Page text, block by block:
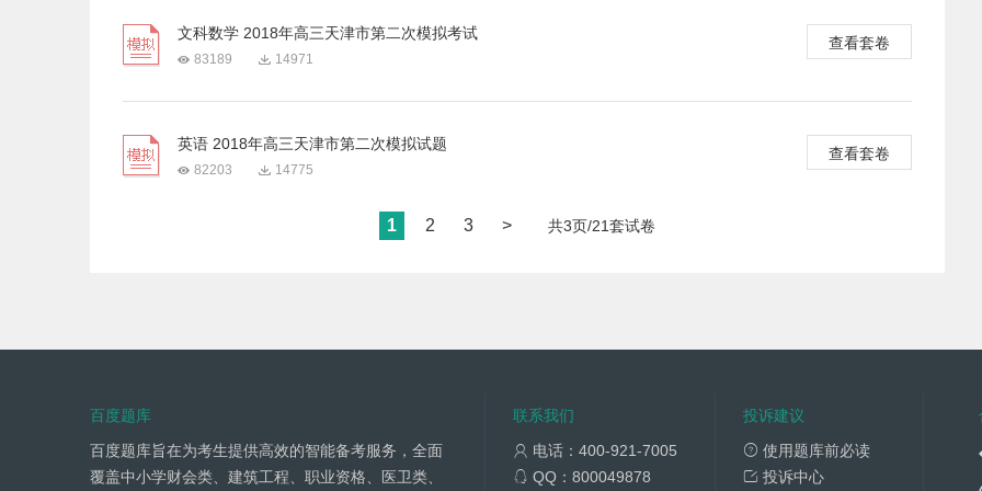
文科数学 2018年高三天津市第二次模拟考试
83189 14971
查看套卷
英语 2018年高三天津市第二次模拟试题
82203 14775
查看套卷
1 2 3 > 共3页/21套试卷
百度题库
百度题库旨在为考生提供高效的智能备考服务，全面
覆盖中小学财会类、建筑工程、职业资格、医卫类、
联系我们
电话：400-921-7005
QQ：800049878
投诉建议
使用题库前必读
投诉中心